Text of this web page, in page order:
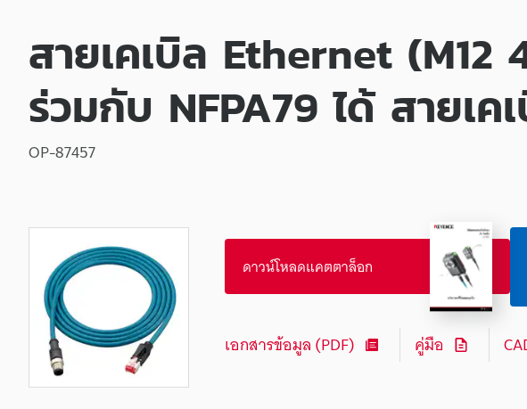
สายเคเบิล Ethernet (M12
ร่วมกับ NFPA79 ได้ สายเ
OP-87457
ดาวน์โหลดแคตตาล็อก
เอกสารข้อมูล (PDF) คู่มือ